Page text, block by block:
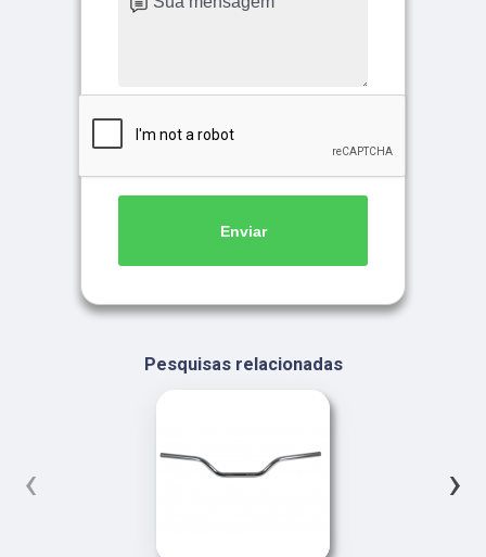
Enviar
Pesquisas relacionadas
‹ ›